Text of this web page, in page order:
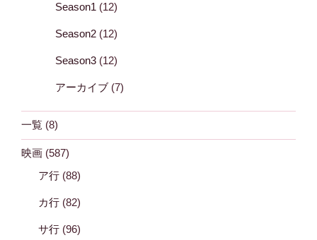
Season1 (12)
Season2 (12)
Season3 (12)
アーカイブ (7)
一覧 (8)
映画 (587)
ア行 (88)
カ行 (82)
サ行 (96)